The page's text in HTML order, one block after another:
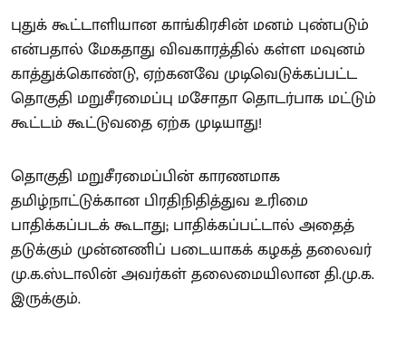
புதுக் கூட்டாளியான காங்கிரசின் மனம் புண்படும்
என்பதால் மேகதாது விவகாரத்தில் கள்ள மவுனம்
காத்துக்கொண்டு, ஏற்கனவே முடிவெடுக்கப்பட்ட
தொகுதி மறுசீரமைப்பு மசோதா தொடர்பாக மட்டும்
கூட்டம் கூட்டுவதை ஏற்க முடியாது!
தொகுதி மறுசீரமைப்பின் காரணமாக
தமிழ்நாட்டுக்கான பிரதிநிதித்துவ உரிமை
பாதிக்கப்படக் கூடாது; பாதிக்கப்பட்டால் அதைத்
தடுக்கும் முன்னணிப் படையாகக் கழகத் தலைவர்
மு.க.ஸ்டாலின் அவர்கள் தலைமையிலான தி.மு.க.
இருக்கும்.